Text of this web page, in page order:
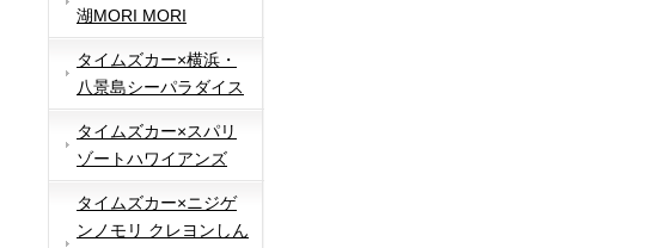
湖MORI MORI
タイムズカー×横浜・
八景島シーパラダイス
タイムズカー×スパリ
ゾートハワイアンズ
タイムズカー×ニジゲ
ンノモリ クレヨンしん